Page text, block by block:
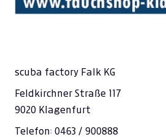
scuba factory Falk KG
Feldkirchner Straße 117
9020 Klagenfurt
Telefon: 0463 / 900888